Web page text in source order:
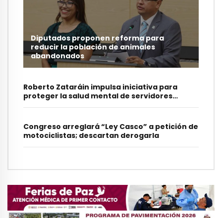
Diputados proponen reforma para
reducir la población de animales
abandonados
Roberto Zataráin impulsa iniciativa para
proteger la salud mental de servidores
municipales
Congreso arreglará “Ley Casco” a petición de
motociclistas; descartan derogarla